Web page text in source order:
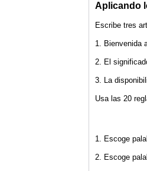
Aplicando
Escribe tres
1. Bienvenida
2. El
3. La
Usa las 20
1. Escoge
2. Escoge